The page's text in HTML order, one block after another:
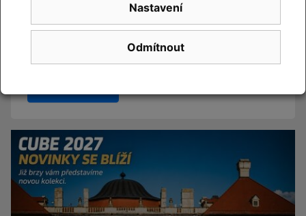
Změna otevírací doby – od
července máme o sobotách
Odmítnout
Nastavení